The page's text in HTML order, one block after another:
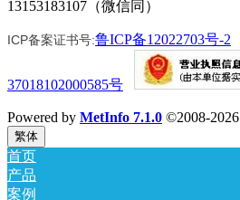
13153183107（微信同）
ICP备案证书号:鲁ICP备12022703号-2
37018102000585号
Powered by MetInfo 7.1.0 ©2008-2026
繁体
首页
产品
案例